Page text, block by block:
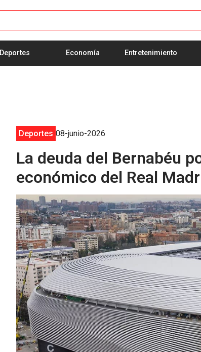
Deportes Economía Entretenimiento
Deportes 08-junio-2026
La deuda del Bernabéu
económico del Real